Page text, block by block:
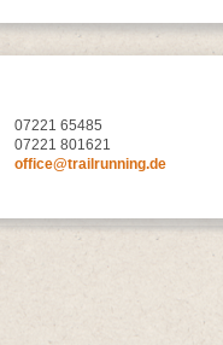
07221 65485
07221 801621
office@trailrunning.de